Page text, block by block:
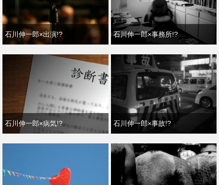
石川伸一郎×出演!? 石川伸一郎×事務所!?
石川伸一郎×病気!? 石川伸一郎×事故!?